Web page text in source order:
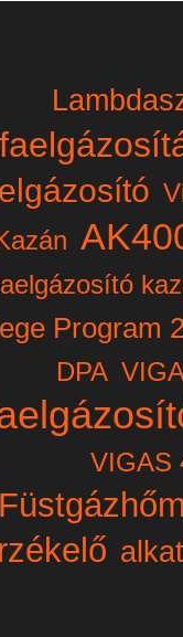
Program
DPA
VIGAS